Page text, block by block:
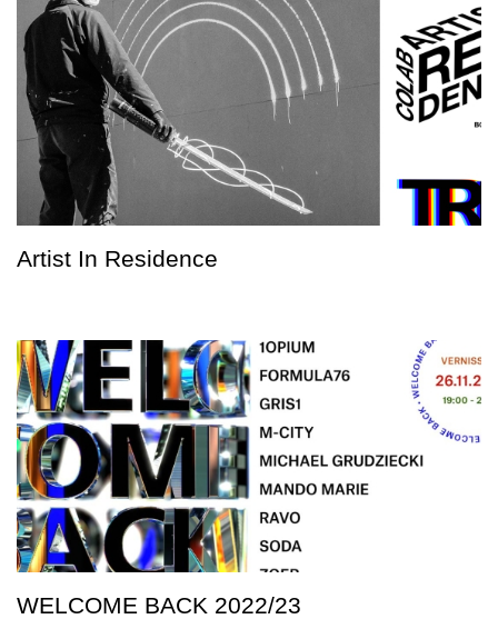
Artist In Residence
WELCOME BACK 2022/23